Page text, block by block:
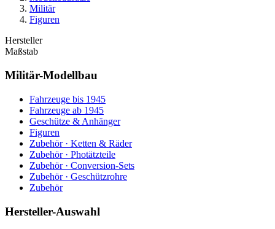
Militär
Figuren
Hersteller
Maßstab
Militär-Modellbau
Fahrzeuge bis 1945
Fahrzeuge ab 1945
Geschütze & Anhänger
Figuren
Zubehör · Ketten & Räder
Zubehör · Photätzteile
Zubehör · Conversion-Sets
Zubehör · Geschützrohre
Zubehör
Hersteller-Auswahl